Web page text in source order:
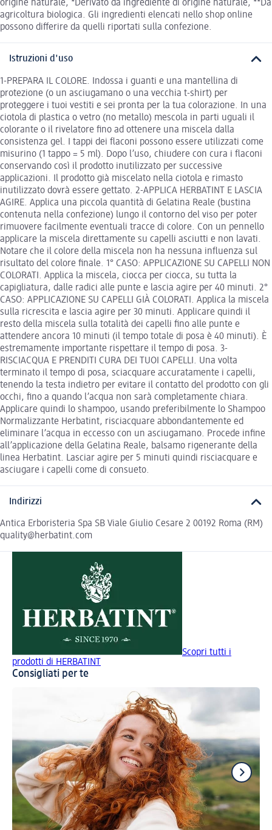
origine naturale, *Derivato da ingrediente di origine naturale, **Da
agricoltura biologica. Gli ingredienti elencati nello shop online
possono differire da quelli riportati sulla confezione.
Istruzioni d'uso
1-PREPARA IL COLORE. Indossa i guanti e una mantellina di
protezione (o un asciugamano o una vecchia t-shirt) per
proteggere i tuoi vestiti e sei pronta per la tua colorazione. In una
ciotola di plastica o vetro (no metallo) mescola in parti uguali il
colorante o il rivelatore fino ad ottenere una miscela dalla
consistenza gel. I tappi dei flaconi possono essere utilizzati come
misurino (1 tappo = 5 ml). Dopo l’uso, chiudere con cura i flaconi
conservando così il prodotto inutilizzato per successive
applicazioni. Il prodotto già miscelato nella ciotola e rimasto
inutilizzato dovrà essere gettato. 2-APPLICA HERBATINT E LASCIA
AGIRE. Applica una piccola quantità di Gelatina Reale (bustina
contenuta nella confezione) lungo il contorno del viso per poter
rimuovere facilmente eventuali tracce di colore. Con un pennello
applicare la miscela direttamente su capelli asciutti e non lavati.
Notare che il colore della miscela non ha nessuna influenza sul
risultato del colore finale. 1° CASO: APPLICAZIONE SU CAPELLI NON
COLORATI. Applica la miscela, ciocca per ciocca, su tutta la
capigliatura, dalle radici alle punte e lascia agire per 40 minuti. 2°
CASO: APPLICAZIONE SU CAPELLI GIÀ COLORATI. Applica la miscela
sulla ricrescita e lascia agire per 30 minuti. Applicare quindi il
resto della miscela sulla totalità dei capelli fino alle punte e
attendere ancora 10 minuti (il tempo totale di posa è 40 minuti). È
estremamente importante rispettare il tempo di posa. 3-
RISCIACQUA E PRENDITI CURA DEI TUOI CAPELLI. Una volta
terminato il tempo di posa, sciacquare accuratamente i capelli,
tenendo la testa indietro per evitare il contatto del prodotto con gli
occhi, fino a quando l’acqua non sarà completamente chiara.
Applicare quindi lo shampoo, usando preferibilmente lo Shampoo
Normalizzante Herbatint, risciacquare abbondantemente ed
eliminare l’acqua in eccesso con un asciugamano. Procede infine
all’applicazione della Gelatina Reale, balsamo rigenerante della
linea Herbatint. Lasciar agire per 5 minuti quindi risciacquare e
asciugare i capelli come di consueto.
Indirizzi
Antica Erboristeria Spa SB Viale Giulio Cesare 2 00192 Roma (RM)
quality@herbatint.com
Scopri tutti i
prodotti di HERBATINT
Consigliati per te